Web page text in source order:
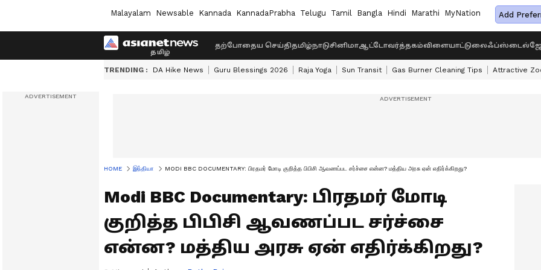
Malayalam Newsable Kannada KannadaPrabha Telugu Tamil Bangla Hindi Marathi MyNation Add
தற்போதைய செய்திதமிழ்நாடுசினிமாஆட்டோவர்த்தகம்விளையாட்டுலைஃப்ஸ்டைல்
TRENDING : DA Hike News Guru Blessings 2026 Raja Yoga Sun Transit Gas Burner Cleaning Tips Attractive
HOME இந்தியா MODI BBC DOCUMENTARY: பிரதமர் மோடி குறித்த பிபிசி ஆவணப்பட சர்ச்சை என்ன? மத்திய அரசு ஏன் எதிர்க்கிறது?
Modi BBC Documentary: பிரதமர் மோடி
குறித்த பிபிசி ஆவணப்பட சர்ச்சை
என்ன? மத்திய அரசு ஏன் எதிர்க்கிறது?